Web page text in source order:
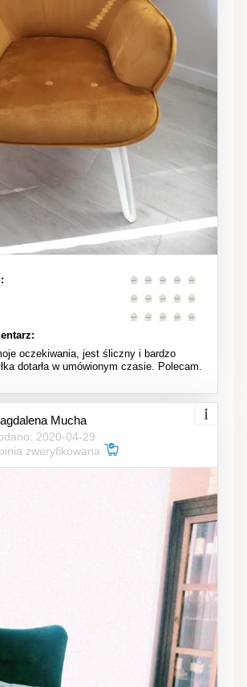
oczekiwania, jest śliczny i bardzo
dotarła w umówionym czasie. Polecam.
Mucha
2020-04-29
zweryfikowana